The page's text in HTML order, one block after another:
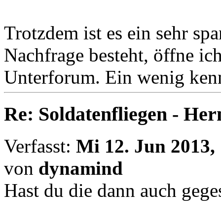
Trotzdem ist es ein sehr
Nachfrage besteht, öffne
Unterforum. Ein wenig
Re: Soldatenfliegen -
Verfasst: Mi 12. Jun 2013,
von dynamind
Hast du die dann auch